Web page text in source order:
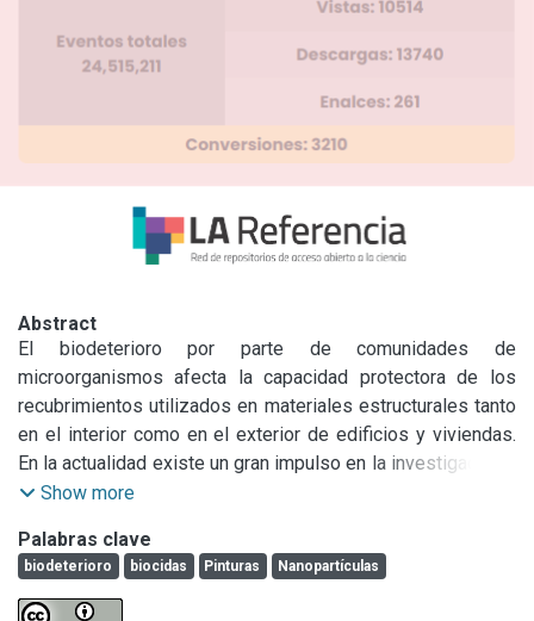
Abstract
El biodeterioro por parte de comunidades de
microorganismos afecta la capacidad protectora de los
recubrimientos utilizados en materiales estructurales tanto
en el interior como en el exterior de edificios y viviendas.
En la actualidad existe un gran impulso en la investigación y
desarrollo de nuevos materiales funcionales de base
nanopartículas de plata (NpAg) que han mostrado un amplio
rango de actividad antimicrobiana. El presente trabajo tuvo
como objetivo formular, elaborar y caracterizar pinturas con
Show more
Palabras clave
biodeterioro biocidas Pinturas Nanopartículas